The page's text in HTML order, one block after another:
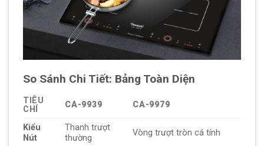
So Sánh Chi Tiết: Bảng Toàn Diện
TIÊU
CHÍ
CA-9939 CA-9979
Kiểu
Nút
Thanh trượt
thường
Vòng trượt tròn cá tính